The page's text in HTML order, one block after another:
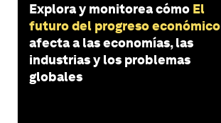
Explora y monitorea cómo El
futuro del progreso económico
afecta a las economías, las
industrias y los problemas
globales